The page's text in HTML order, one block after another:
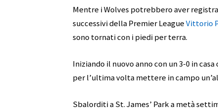
Mentre i Wolves potrebbero aver
successivi della Premier LeagueVittorio
sono tornati con i piedi per terra.
Iniziando il nuovo anno con un 3-0 in
per l’ultima volta mettere in campo
Sbalorditi a St. James’ Park a metà